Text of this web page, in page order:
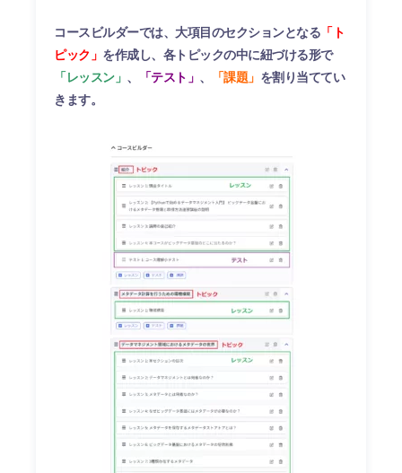
コースビルダーでは、大項目のセクションとなる 「ト
ピック」 を作成し、各トピックの中に紐づける形で
「レッスン」 、 「テスト」 、 「課題」 を割り当ててい
きます。